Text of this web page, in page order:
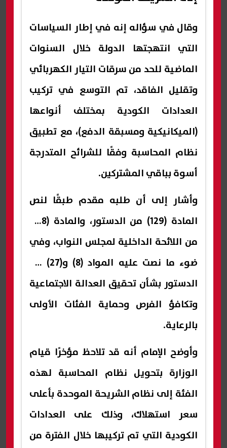
وقال في سؤاله إنه في إطار السياسات
التي انتهجتها الدولة خلال السنوات
الماضية للحد من سرقات التيار الكهربائي
وتقليل الفاقد، تم التوسع في تركيب
العدادات الكودية بمختلف أنواعها
(الميكانيكية ومسبقة الدفع)، مع تطبيق
نظام المحاسبة وفقًا للشرائح المتدرجة
أسوة بباقي المشتركين.
وأشار إلى أن طلبه مقدم طبقًا لنص
من اللائحة الداخلية لمجلس النواب، وفي
ضوء ما نصت عليه المواد (8) و(27) من
الدستور بشأن تحقيق العدالة الاجتماعية
وتكافؤ الفرص وحماية الفئات الأولى
بالرعاية.
وأوضح الإمام أنه قد تلاحظ مؤخرًا قيام
الوزارة بتحويل نظام المحاسبة لهذه
الفئة إلى نظام الشريحة الموحدة بأعلى
سعر استهلاك، وذلك على العدادات
الكودية التي تم تركيبها خلال الفترة من